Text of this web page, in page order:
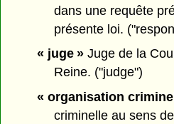
dans une requête
présente loi.
« juge »Juge de la
Reine. ("judge")
« organisation
criminelle au sens